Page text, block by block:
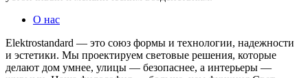
О нас
Elektrostandard — это союз формы и технологии, надежности
и эстетики. Мы проектируем световые решения, которые
делают дом умнее, улицы — безопаснее, а интерьеры —